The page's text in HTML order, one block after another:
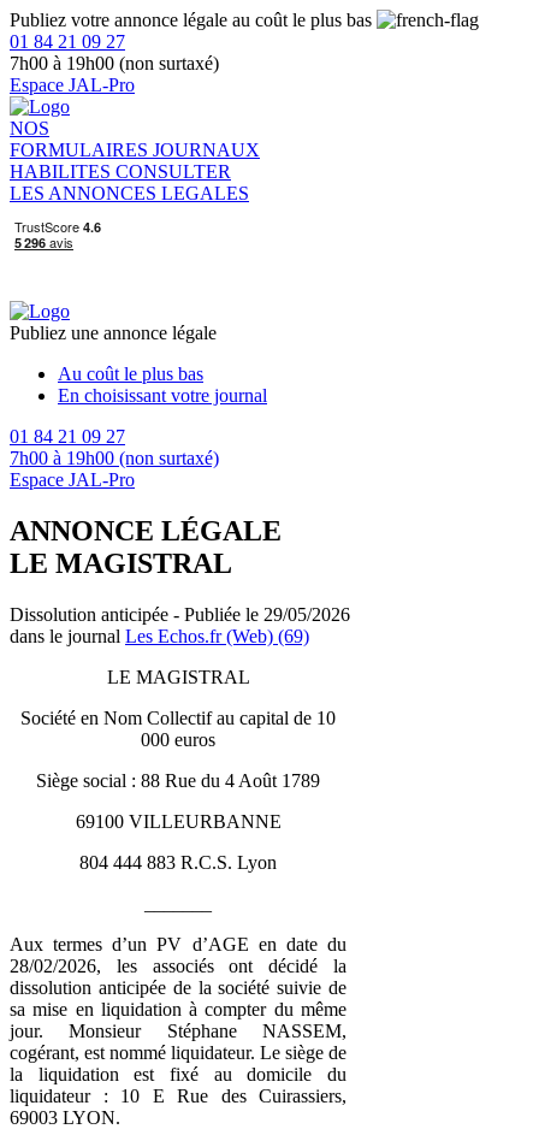
Publiez votre annonce légale au coût le plus bas
01 84 21 09 27
7h00 à 19h00 (non surtaxé)
Espace JAL-Pro
NOS
FORMULAIRES JOURNAUX
HABILITES CONSULTER
LES ANNONCES LEGALES
Publiez une annonce légale
Au coût le plus bas
En choisissant votre journal
01 84 21 09 27
7h00 à 19h00 (non surtaxé)
Espace JAL-Pro
ANNONCE LÉGALE
LE MAGISTRAL
Dissolution anticipée - Publiée le 29/05/2026
dans le journal Les Echos.fr (Web) (69)
LE MAGISTRAL
Société en Nom Collectif au capital de 10
000 euros
Siège social : 88 Rue du 4 Août 1789
69100 VILLEURBANNE
804 444 883 R.C.S. Lyon
Aux termes d’un PV d’AGE en date du
28/02/2026, les associés ont décidé la
dissolution anticipée de la société suivie de
sa mise en liquidation à compter du même
jour. Monsieur Stéphane NASSEM,
cogérant, est nommé liquidateur. Le siège de
la liquidation est fixé au domicile du
liquidateur : 10 E Rue des Cuirassiers,
69003 LYON.